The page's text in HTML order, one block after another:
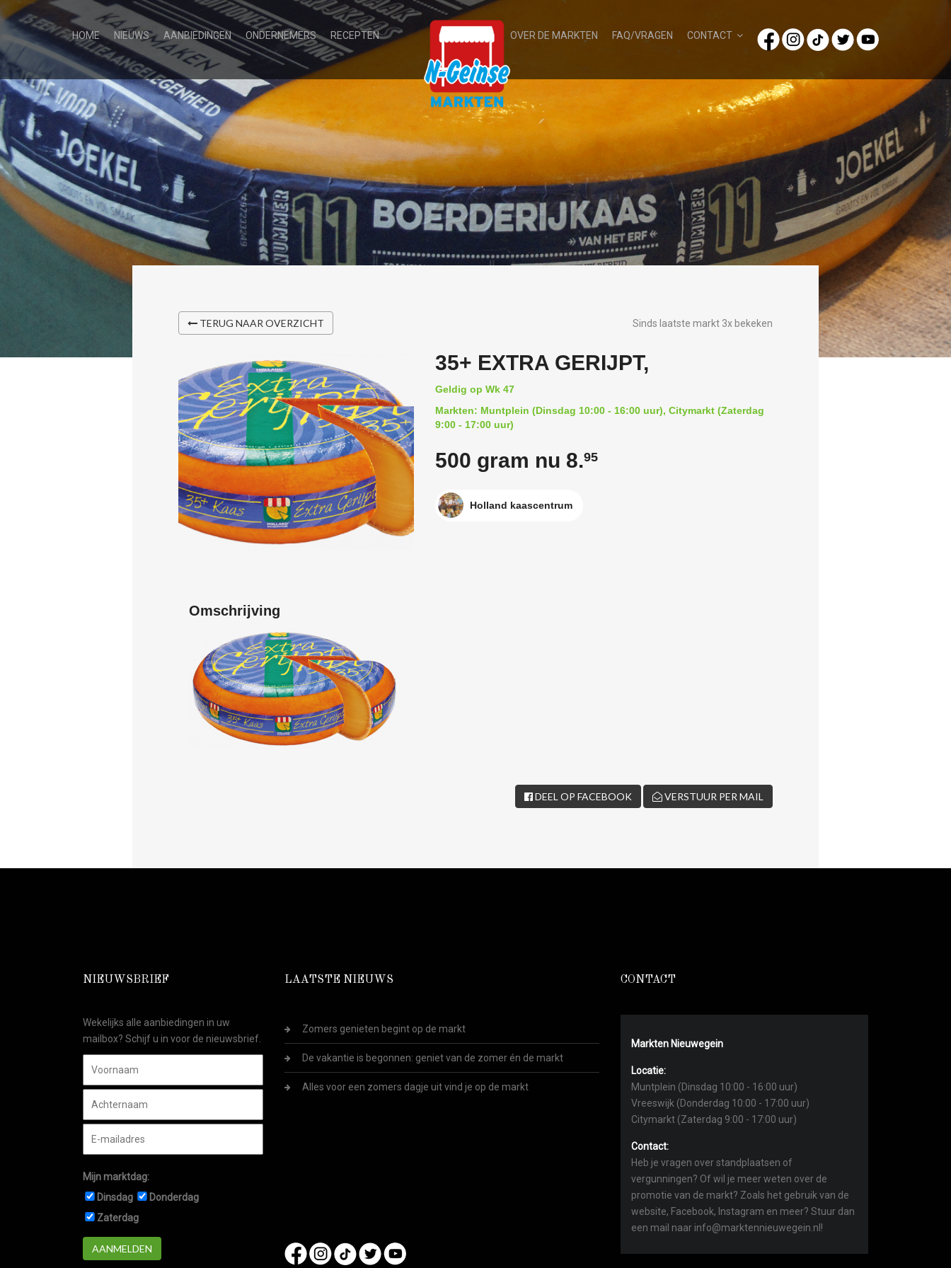
HOME NIEUWS AANBIEDINGEN ONDERNEMERS RECEPTEN OVER DE MARKTEN FAQ/VRAGEN CONTACT
TERUG NAAR OVERZICHT Sinds laatste markt 3x bekeken
35+ EXTRA GERIJPT,
Geldig op Wk 47
Markten: Muntplein (Dinsdag 10:00 - 16:00 uur), Citymarkt (Zaterdag
9:00 - 17:00 uur)
500 gram nu 8.95
Holland kaascentrum
Omschrijving
DEEL OP FACEBOOK VERSTUUR PER MAIL
NIEUWSBRIEF
Wekelijks alle aanbiedingen in uw
mailbox? Schijf u in voor de nieuwsbrief.
Mijn marktdag:
Dinsdag
Donderdag
Zaterdag
AANMELDEN
LAATSTE NIEUWS
Zomers genieten begint op de markt
De vakantie is begonnen: geniet van de zomer én de markt
Alles voor een zomers dagje uit vind je op de markt
CONTACT
Markten Nieuwegein
Locatie:
Muntplein (Dinsdag 10:00 - 16:00 uur)
Vreeswijk (Donderdag 10:00 - 17:00 uur)
Citymarkt (Zaterdag 9:00 - 17:00 uur)
Contact:
Heb je vragen over standplaatsen of
vergunningen? Of wil je meer weten over de
promotie van de markt? Zoals het gebruik van de
website, Facebook, Instagram en meer? Stuur dan
een mail naar info@marktennieuwegein.nl!